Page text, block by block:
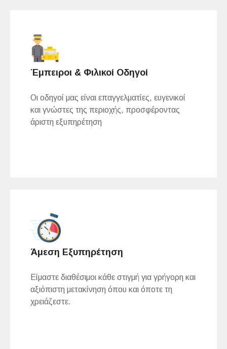
Έμπειροι & Φιλικοί Οδηγοί
Οι οδηγοί μας είναι επαγγελματίες, ευγενικοί
και γνώστες της περιοχής, προσφέροντας
άριστη εξυπηρέτηση
Άμεση Εξυπηρέτηση
Είμαστε διαθέσιμοι κάθε στιγμή για γρήγορη και
αξιόπιστη μετακίνηση όπου και όποτε τη
χρειάζεστε.